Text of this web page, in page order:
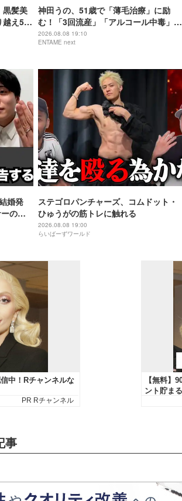
黒髪美
越え56
神田うの、51歳で「薄毛治療」に励
む！「3回流産」「アルコール中毒」自
身の過去を赤裸々告白
2026.08.08 19:10
ENTAME next
婚発
の佐
ステゴロパンチャーズ、コムドット・
ひゅうがの筋トレに触れる
2026.08.08 19:00
らいばーずワールド
事